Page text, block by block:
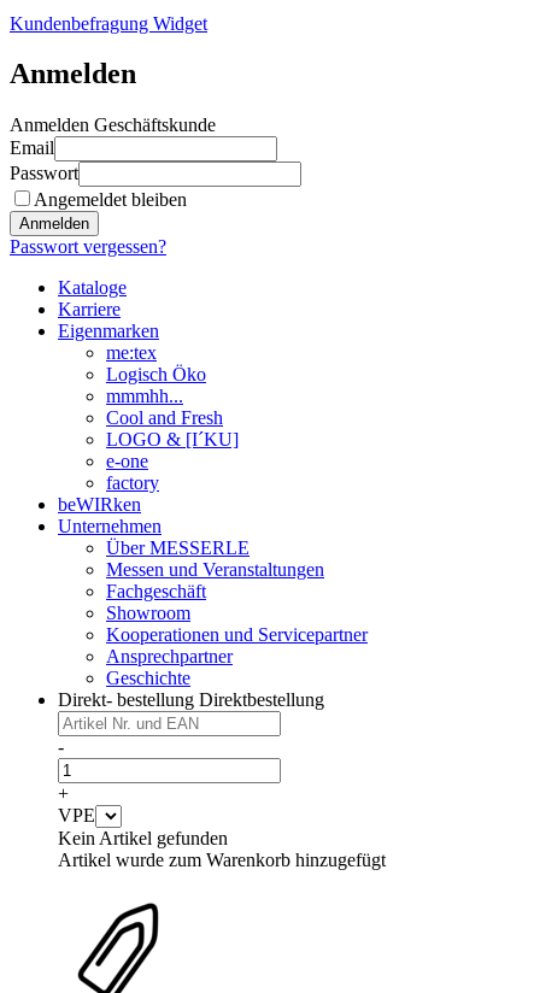
Kundenbefragung Widget
Anmelden
Anmelden Geschäftskunde
Email
Passwort
Angemeldet bleiben
Anmelden
Passwort vergessen?
Kataloge
Karriere
Eigenmarken
me:tex
Logisch Öko
mmmhh...
Cool and Fresh
LOGO & [I´KU]
e-one
factory
beWIRken
Unternehmen
Über MESSERLE
Messen und Veranstaltungen
Fachgeschäft
Showroom
Kooperationen und Servicepartner
Ansprechpartner
Geschichte
Direkt- bestellung Direktbestellung
-
+
VPE
Kein Artikel gefunden
Artikel wurde zum Warenkorb hinzugefügt